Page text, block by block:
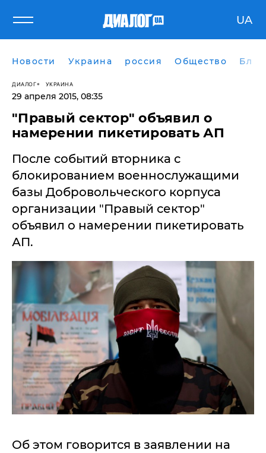
UA
Новости Украина россия Общество
ДИАЛОГ УКРАИНА
29 апреля 2015, 08:35
"Правый сектор" объявил о
намерении пикетировать АП
​После событий вторника с
блокированием военнослужащими
базы Добровольческого корпуса
организации "Правый сектор"
объявил о намерении пикетировать
АП.
Об этом говорится в заявлении на